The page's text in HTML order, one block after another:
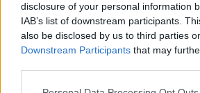
disclosure of your personal information
IAB’s list of downstream participants.
also be disclosed by us to third parties
Downstream Participants that may